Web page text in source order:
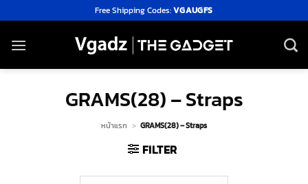
to
content
Free Shipping Codes:VGAUGFS
GRAMS(28) – Straps
หน้าแรก > GRAMS(28) – Straps
FILTER